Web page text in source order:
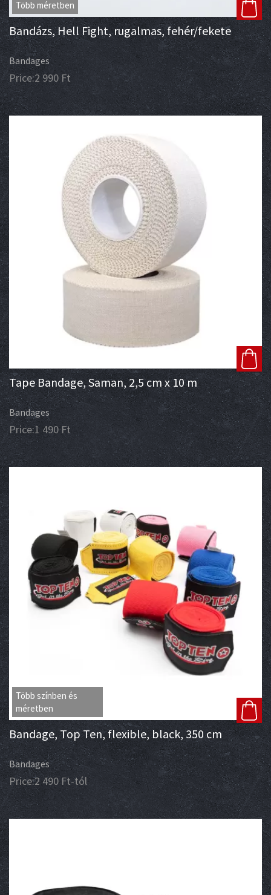
Több méretben
Bandázs, Hell Fight, rugalmas, fehér/fekete
Bandages
Price:2 990 Ft
Tape Bandage, Saman, 2,5 cm x 10 m
Bandages
Price:1 490Ft
Több színben és
méretben
Bandage, Top Ten, flexible, black, 350 cm
Bandages
Price:2 490 Ft-tól